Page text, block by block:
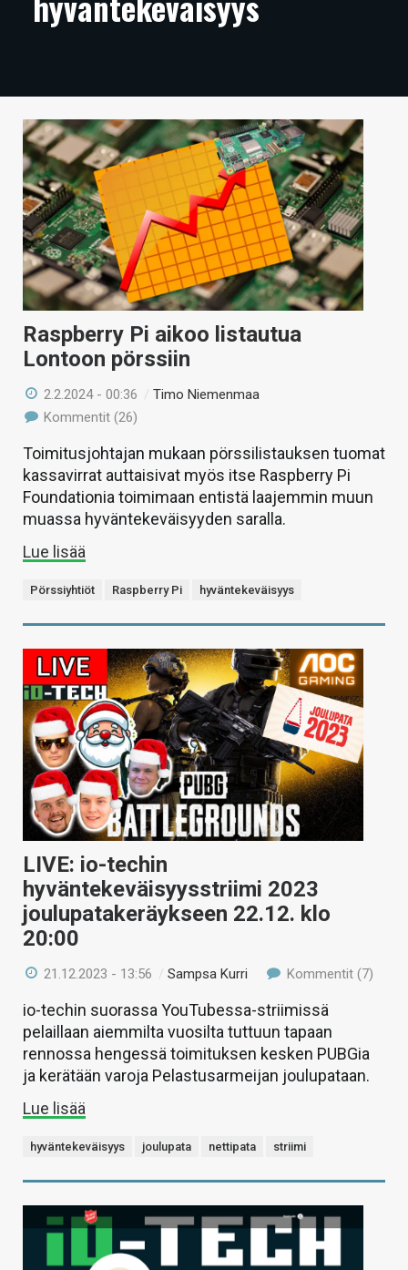
ARTIKKELIT
TECHBBS
TIETOA
HINTA.FI
KAUPPA
VAIHDA TEEMA
HAKU
Raspberry Pi aikoo listautua
Lontoon pörssiin
2.2.2024 - 00:36 /Timo Niemenmaa
Kommentit (26)
Toimitusjohtajan mukaan pörssilistauksen tuomat
kassavirrat auttaisivat myös itse Raspberry Pi
Foundationia toimimaan entistä laajemmin muun
muassa hyväntekeväisyyden saralla.
Lue lisää
Pörssiyhtiöt Raspberry Pi hyväntekeväisyys
LIVE: io-techin
hyväntekeväisyysstriimi 2023
joulupatakeräykseen 22.12. klo
20:00
21.12.2023 - 13:56 /Sampsa Kurri Kommentit (7)
io-techin suorassa YouTubessa-striimissä
pelaillaan aiemmilta vuosilta tuttuun tapaan
rennossa hengessä toimituksen kesken PUBGia
ja kerätään varoja Pelastusarmeijan joulupataan.
Lue lisää
hyväntekeväisyys joulupata nettipata striimi